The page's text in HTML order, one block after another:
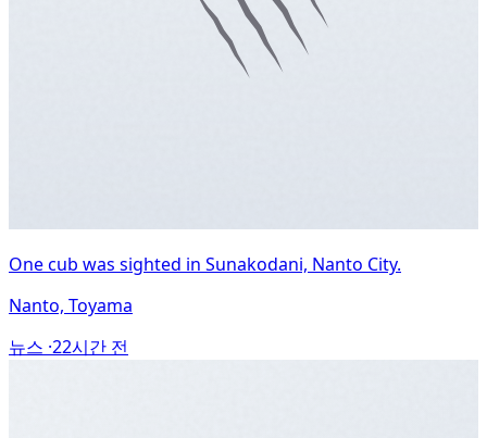
One cub was sighted in Sunakodani, Nanto City.
Nanto, Toyama
뉴스 ·22시간 전